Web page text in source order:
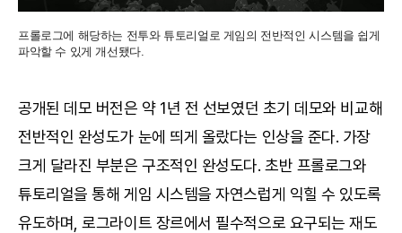
프롤로그에 해당하는 전투와 튜토리얼로 게임의 전반적인 시스템을 쉽게
파악할 수 있게 개선됐다.
공개된 데모 버전은 약 1년 전 선보였던 초기 데모와 비교해
전반적인 완성도가 눈에 띄게 올랐다는 인상을 준다. 가장
크게 달라진 부분은 구조적인 완성도다. 초반 프롤로그와
튜토리얼을 통해 게임 시스템을 자연스럽게 익힐 수 있도록
유도하며, 로그라이트 장르에서 필수적으로 요구되는 재도